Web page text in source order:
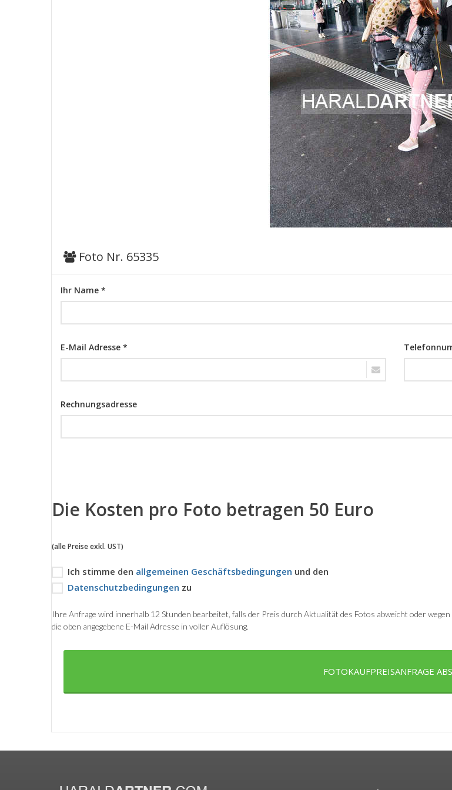
Foto Nr. 65335
Ihr Name *
E-Mail Adresse *
Rechnungsadresse
Die Kosten pro Foto betragen 50 Euro
(alle Preise exkl. UST)
Ich stimme den allgemeinen Geschäftsbedingungen und den
Datenschutzbedingungen zu
Ihre Anfrage wird innerhalb 12 Stunden bearbeitet, falls der Preis durch Aktualität des Fotos abweicht oder
die oben angegebene E-Mail Adresse in voller Auflösung.
FOTOKAUFPREISANFRAGE